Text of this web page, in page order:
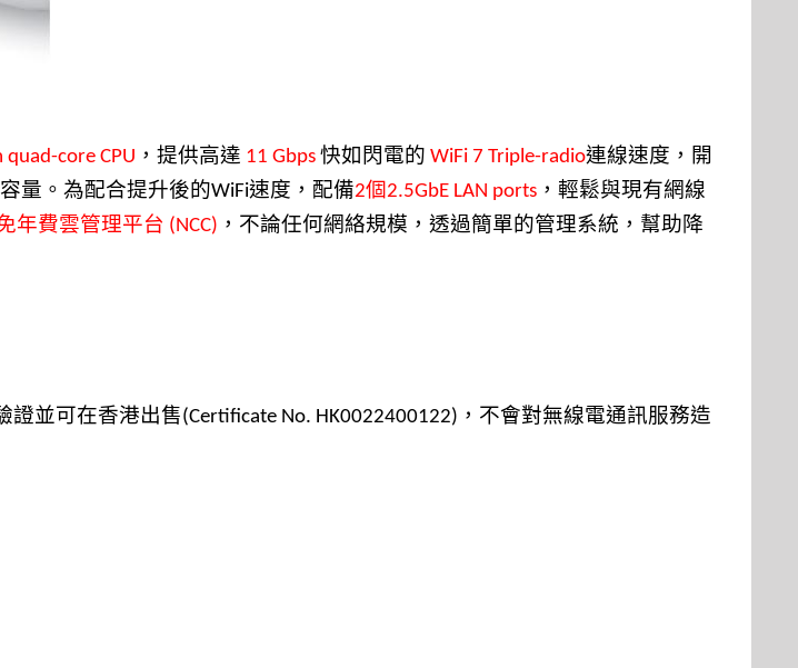
quad-core CPU ，提供高達 11 Gbps 快如閃電的 WiFi 7 Triple-radio連線速度，開
量。為配合提升後的WiFi速度，配備2個2.5GbE LAN ports ，輕鬆與現有網線
年費雲管理平台 (NCC) ，不論任何網絡規模，透過簡單的管理系統，幫助降
證並可在香港出售(Certificate No. HK0022400122) ，不會對無線電通訊服務造